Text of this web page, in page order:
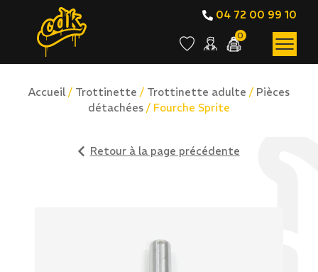
04 72 00 99 10
0
Accueil / Trottinette / Trottinette adulte / Pièces
détachées / Fourche Sprite
Retour à la page précédente